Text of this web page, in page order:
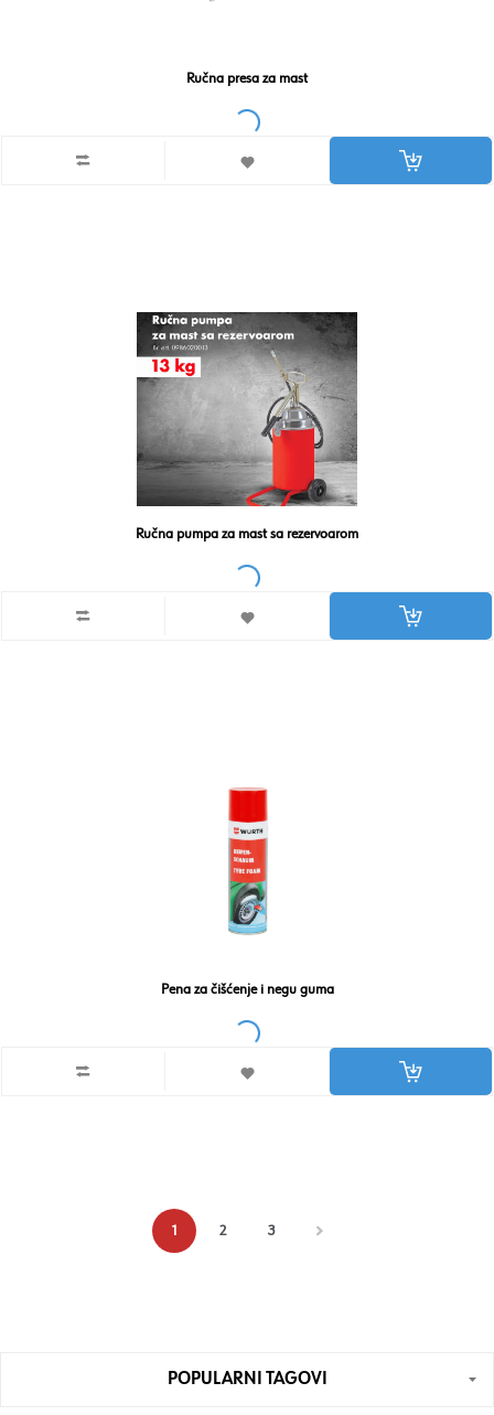
Ručna presa za mast
Ručna pumpa za mast sa rezervoarom
Pena za čišćenje i negu guma
1 2 3
POPULARNI TAGOVI